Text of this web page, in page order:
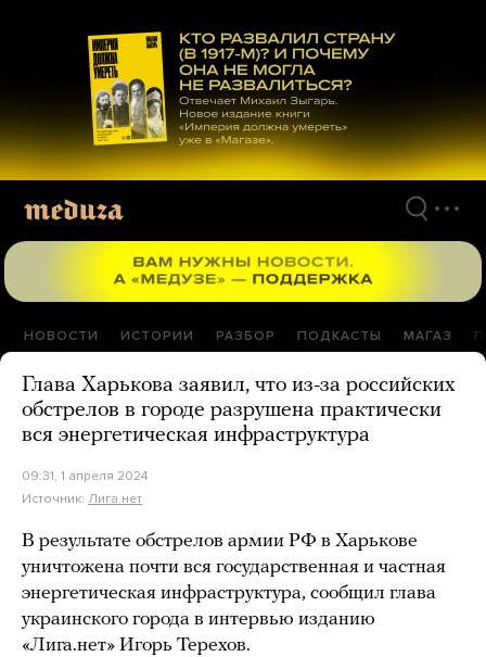
материалам
НОВОСТИ ИСТОРИИ РАЗБОР ПОДКАСТЫ МАГАЗ
Глава Харькова заявил, что из-за российских
обстрелов в городе разрушена практически
вся энергетическая инфраструктура
09:31, 1 апреля 2024
Источник: Лига.нет
В результате обстрелов армии РФ в Харькове
уничтожена почти вся государственная и частная
энергетическая инфраструктура, сообщил глава
украинского города в интервью изданию
«Лига.нет» Игорь Терехов.